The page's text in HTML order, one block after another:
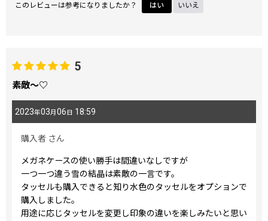
このレビューは参考になりましたか？ はい いいえ
5
素敵〜♡
2023年03月 06 日 18:59
購入者 さん
メガネケースの使い勝手は間違いなしですが
一つ一つ違う雪の結晶は素敵の一言です。
タッセルも購入できると知り水色のタッセルをオプションで
購入しました。
用途に応じタッセルを変更し印象の違いを楽しみたいと思い